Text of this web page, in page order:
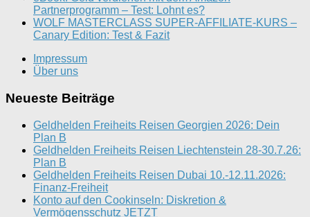
Partnerprogramm – Test: Lohnt es?
WOLF MASTERCLASS SUPER-AFFILIATE-KURS –
Canary Edition: Test & Fazit
Impressum
Über uns
Neueste Beiträge
Geldhelden Freiheits Reisen Georgien 2026: Dein
Plan B
Geldhelden Freiheits Reisen Liechtenstein 28-30.7.26:
Plan B
Geldhelden Freiheits Reisen Dubai 10.-12.11.2026:
Finanz-Freiheit
Konto auf den Cookinseln: Diskretion &
Vermögensschutz JETZT